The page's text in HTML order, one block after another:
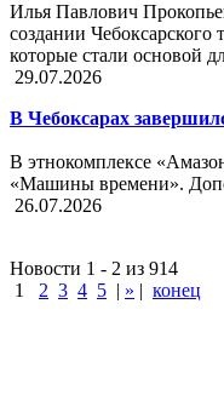
Илья Павлович
создании Чебоксарского
которые стали основой
29.07.2026
В Чебоксарах
В этнокомплексе
«Машины времени».
26.07.2026
Новости 1 - 2 из 914
1
2 3 4 5 | » | конец